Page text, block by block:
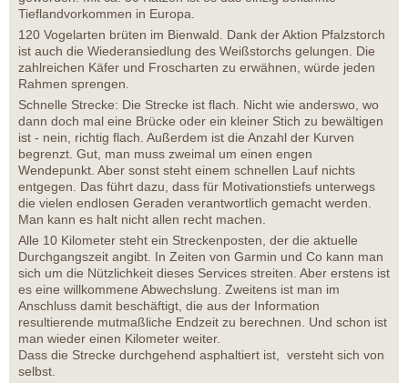
Tieflandvorkommen in Europa.
120 Vogelarten brüten im Bienwald. Dank der Aktion Pfalzstorch
ist auch die Wiederansiedlung des Weißstorchs gelungen. Die
zahlreichen Käfer und Froscharten zu erwähnen, würde jeden
Rahmen sprengen.
Schnelle Strecke: Die Strecke ist flach. Nicht wie anderswo, wo
dann doch mal eine Brücke oder ein kleiner Stich zu bewältigen
ist - nein, richtig flach. Außerdem ist die Anzahl der Kurven
begrenzt. Gut, man muss zweimal um einen engen
Wendepunkt. Aber sonst steht einem schnellen Lauf nichts
entgegen. Das führt dazu, dass für Motivationstiefs unterwegs
die vielen endlosen Geraden verantwortlich gemacht werden.
Man kann es halt nicht allen recht machen.
Alle 10 Kilometer steht ein Streckenposten, der die aktuelle
Durchgangszeit angibt. In Zeiten von Garmin und Co kann man
sich um die Nützlichkeit dieses Services streiten. Aber erstens ist
es eine willkommene Abwechslung. Zweitens ist man im
Anschluss damit beschäftigt, die aus der Information
resultierende mutmaßliche Endzeit zu berechnen. Und schon ist
man wieder einen Kilometer weiter.
Dass die Strecke durchgehend asphaltiert ist, versteht sich von
selbst.